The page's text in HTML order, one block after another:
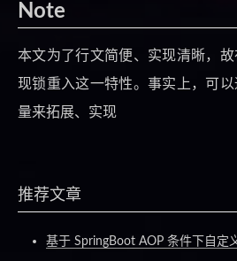
Note
本文为了行文简便、实现清晰，
现锁重入这一特性。事实上，可
量来拓展、实现
推荐文章
基于 SpringBoot AOP 条件下自定